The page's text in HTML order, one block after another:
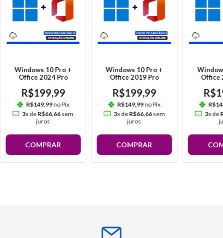
Windows 10 Pro +
Office 2024 Pro
R$199,99
R$149,99no Pix
3x deR$66,66sem
juros
COMPRAR
Windows 10 Pro +
Office 2019 Pro
R$199,99
R$149,99no Pix
3x deR$66,66sem
juros
COMPRAR
Office
3x de